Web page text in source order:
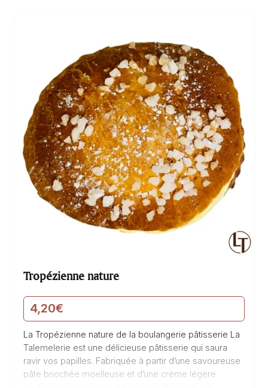
Tropézienne nature
4,20€
La Tropézienne nature de la boulangerie pâtisserie La
Talemelerie est une délicieuse pâtisserie qui saura
ravir vos papilles. Fabriquée à partir d’une savoureuse
pâte briochée moelleuse et d’une crème légère